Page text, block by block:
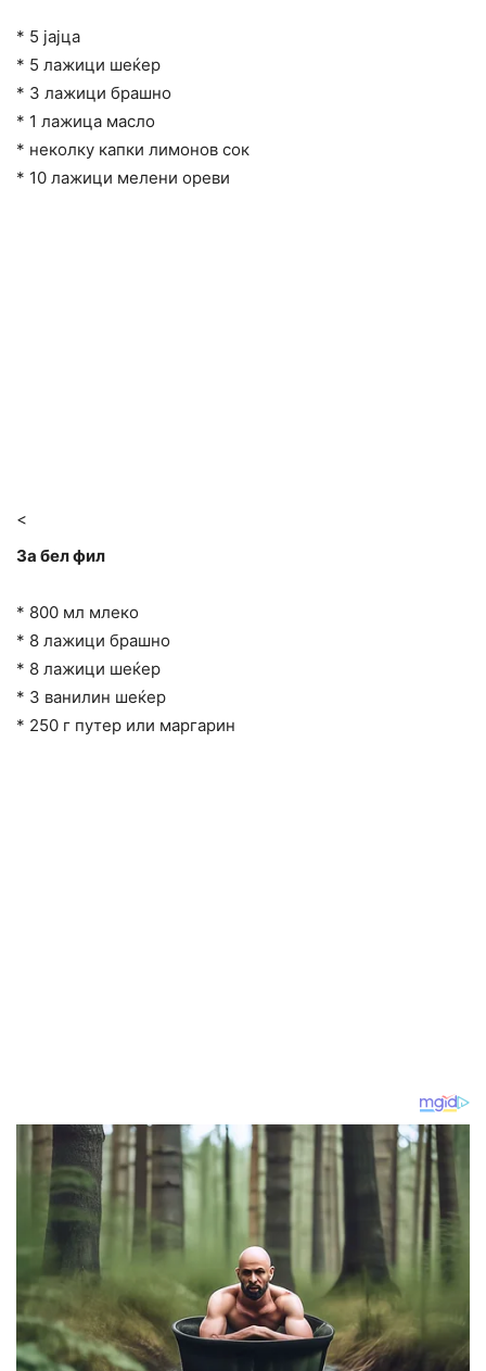
* 5 јајца
* 5 лажици шеќер
* 3 лажици брашно
* 1 лажица масло
* неколку капки лимонов сок
* 10 лажици мелени ореви
<
За бел фил
* 800 мл млеко
* 8 лажици брашно
* 8 лажици шеќер
* 3 ванилин шеќер
* 250 г путер или маргарин